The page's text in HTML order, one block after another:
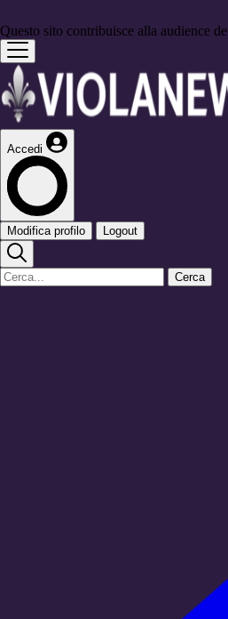
Questo sito contribuisce alla audience de
Accedi
Modifica profilo Logout
Cerca